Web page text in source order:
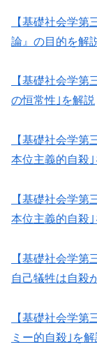
【基礎社会学第
論』の目的を解
【基礎社会学第
の恒常性｣を解説
【基礎社会学第
本位主義的自殺｣
【基礎社会学第
本位主義的自殺｣
【基礎社会学第
自己犠牲は自殺
【基礎社会学第
ミー的自殺｣を解